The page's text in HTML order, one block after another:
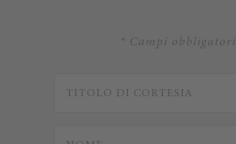
* Campi obbligatori